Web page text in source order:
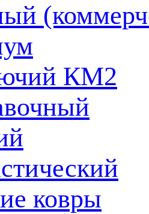
КМ2
ковры